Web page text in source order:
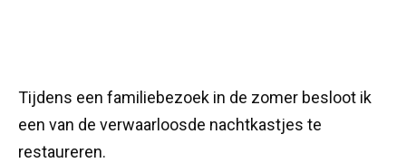
Tijdens een familiebezoek in de zomer besloot ik
een van de verwaarloosde nachtkastjes te
restaureren.